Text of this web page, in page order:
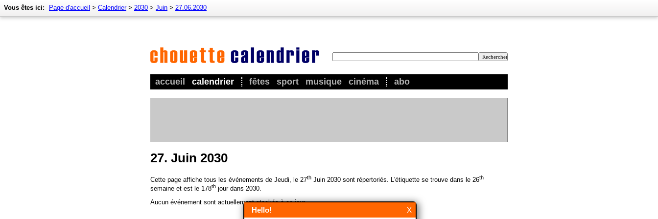
accueil calendrier fêtes sport musique cinéma abo
Vous êtes ici: Page d'accueil > Calendrier> 2030 > Juin > 27.06.2030
27. Juin 2030
Cette page affiche tous les événements de Jeudi, le 27th Juin 2030 sont répertoriés. L'étiquette se trouve dans le 26th
semaine et est le 178th jour dans 2030.
Aucun événement sont actuellement stockés à ce jour.
X
Hello!